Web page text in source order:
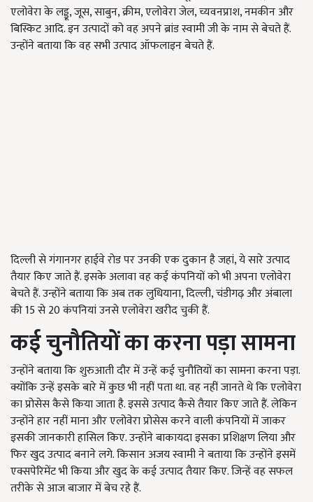
एलोवेरा के लड्डू, जूस, साबुन, क्रीम, एलोवेरा जेल, च्यवनप्राश, नमकीन और
बिस्किट आदि. इन उत्पादों को वह अपने ब्रांड स्वामी जी के नाम से बेचते हैं.
उन्होंने बताया कि वह सभी उत्पाद ऑफलाइन बेचते हैं.
दिल्ली से गंगानगर हाईवे रोड पर उनकी एक दुकान है जहां, ये सारे उत्पाद
तैयार किए जाते हैं. इसके अलावा वह कई कंपनियों को भी अपना एलोवेरा
बेचते हैं. उन्होंने बताया कि अब तक लुधियाना, दिल्ली, चंडीगढ़ और अंबाला
की 15 से 20 कंपनियां उनसे एलोवेरा खरीद चुकी हैं.
कई चुनौतियों का करना पड़ा सामना
उन्होंने बताया कि शुरुआती दौर में उन्हें कई चुनौतियों का सामना करना पड़ा.
क्योंकि उन्हें इसके बारे में कुछ भी नहीं पता था. वह नहीं जानते थे कि एलोवेरा
का प्रोसेस कैसे किया जाता है. इससे उत्पाद कैसे तैयार किए जाते हैं. लेकिन
उन्होंने हार नहीं माना और एलोवेरा प्रोसेस करने वाली कंपनियों में जाकर
इसकी जानकारी हासिल किए. उन्होंने बाकायदा इसका प्रशिक्षण लिया और
फिर खुद उत्पाद बनाने लगे. किसान अजय स्वामी ने बताया कि उन्होंने इसमें
एक्सपेरिमेंट भी किया और खुद के कई उत्पाद तैयार किए. जिन्हें वह सफल
तरीके से आज बाजार में बेच रहे हैं.